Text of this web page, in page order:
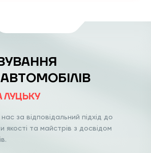
ЛУЦЬКУ
за відповідальний підхід до
якості та майстрів з досвідом